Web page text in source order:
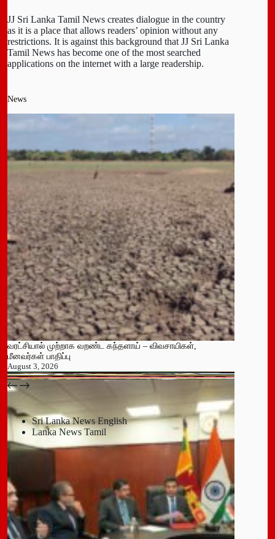
JJ Sri Lanka Tamil News creates dialogue in the country
as it is a place that allows readers’ opinion without any
restrictions. It is against this background that JJ Sri Lanka
Tamil News has become one of the most searched
applications on the internet with a large readership.
News
வரட்சியால் முற்றாக வறண்ட கந்தளாய் – விவசாயிகள்,
மீனவர்கள் பாதிப்பு
August 3, 2026
பதுளை மாநகர சபையின் NPP உறுப்பினர் திடீர் ராஜினாமா!
July 14, 2026
Sri Lanka News English
Lanka News Tamil
Leave a Reply